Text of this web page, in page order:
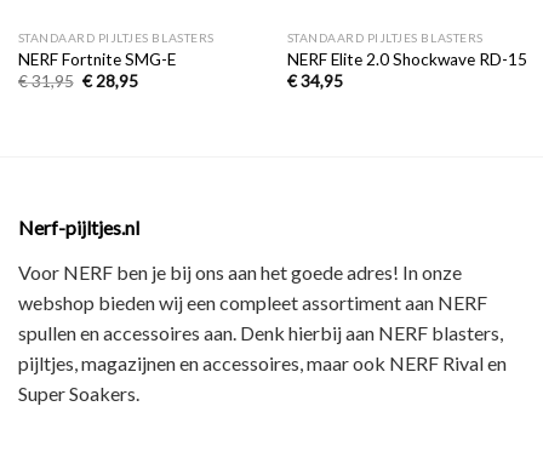
STANDAARD PIJLTJES BLASTERS
NERF Fortnite SMG-E
€31,95 €28,95
STANDAARD PIJLTJES BLASTERS
NERF Elite 2.0 Shockwave RD-15
€34,95
Nerf-pijltjes.nl
Voor NERF ben je bij ons aan het goede adres! In onze
webshop bieden wij eencompleet assortimentaan NERF
spullen en accessoires aan. Denk hierbij aan NERF blasters,
pijltjes, magazijnen en accessoires, maar ook NERF Rival en
Super Soakers.